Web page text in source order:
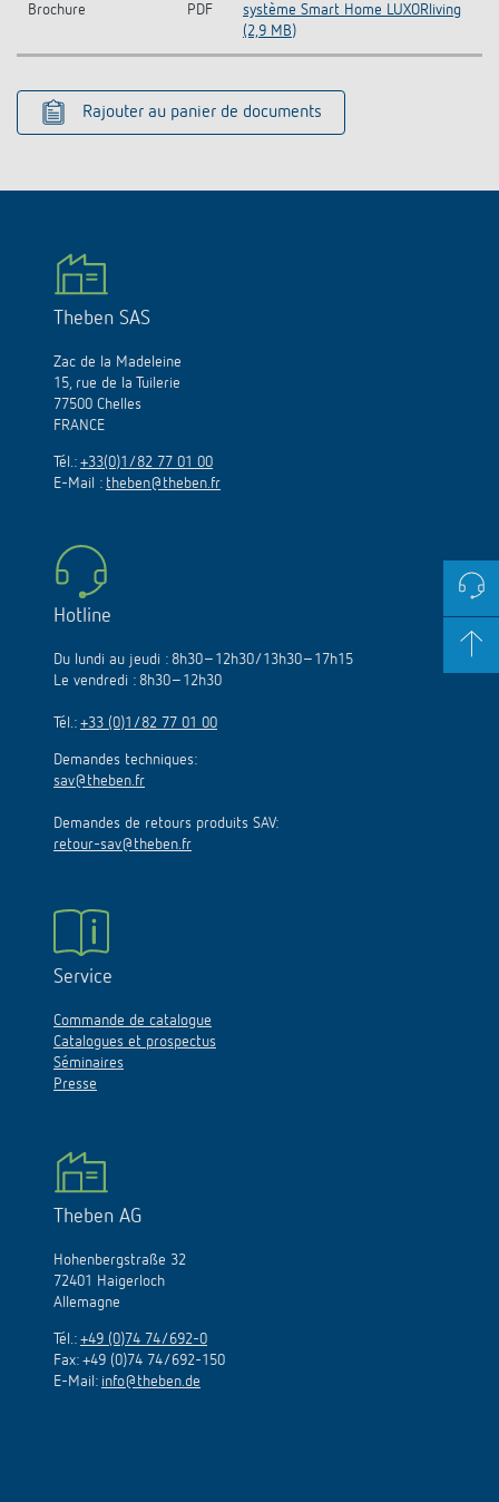
Brochure PDF
système Smart Home LUXORliving
(2,9 MB)
Rajouter au panier de documents
Theben SAS
Zac de la Madeleine
15, rue de la Tuilerie
77500 Chelles
FRANCE
Tél.: +33(0)1/82 77 01 00
E-Mail : theben@theben.fr
Hotline
Du lundi au jeudi : 8h30–12h30/13h30–17h15
Le vendredi : 8h30–12h30
Tél.: +33 (0)1/82 77 01 00
Demandes techniques:
sav@theben.fr
Demandes de retours produits SAV:
retour-sav@theben.fr
Service
Commande de catalogue
Catalogues et prospectus
Séminaires
Presse
Theben AG
Hohenbergstraße 32
72401 Haigerloch
Allemagne
Tél.: +49 (0)74 74/692-0
Fax: +49 (0)74 74/692-150
E-Mail: info@theben.de